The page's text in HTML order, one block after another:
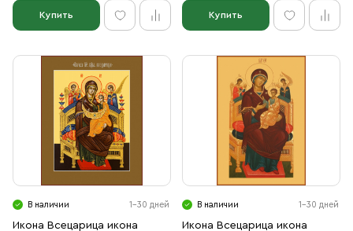
Купить Купить
В наличии 1-30 дней
Икона Всецарица икона
В наличии 1-30 дней
Икона Всецарица икона